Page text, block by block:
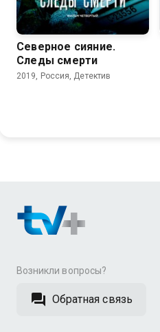
Северное сияние.
Следы смерти
2019, Россия, Детектив
Возникли вопросы?
Обратная связь